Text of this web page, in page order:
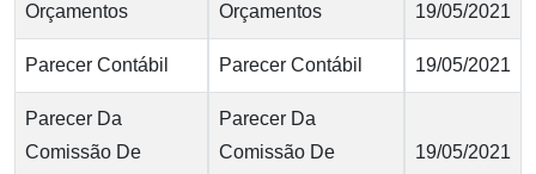
Orçamentos Orçamentos 19/05/2021
Parecer Contábil Parecer Contábil 19/05/2021
Parecer Da
Comissão De
Parecer Da
Comissão De
19/05/2021